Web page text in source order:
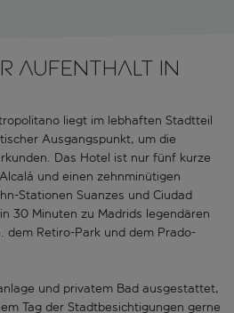
Aufenthalt in
liegt im lebhaften Stadtteil
Ausgangspunkt, um die
Das Hotel ist nur fünf kurze
und einen zehnminütigen
Stationen Suanzes und Ciudad
30 Minuten zu Madrids legendären
Retiro-Park und dem Prado-
und privatem Bad ausgestattet,
Tag der Stadtbesichtigungen gerne